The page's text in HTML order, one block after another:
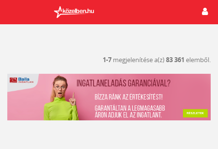
1-7 megjelenítése a(z)83 361 elemből.